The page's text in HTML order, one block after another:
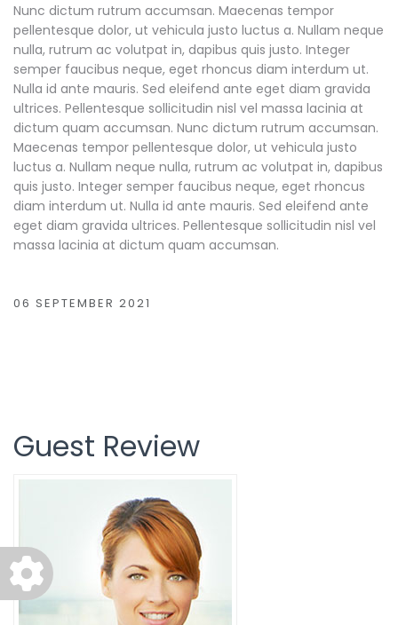
Nunc dictum rutrum accumsan. Maecenas tempor
pellentesque dolor, ut vehicula justo luctus a. Nullam neque
nulla, rutrum ac volutpat in, dapibus quis justo. Integer
semper faucibus neque, eget rhoncus diam interdum ut.
Nulla id ante mauris. Sed eleifend ante eget diam gravida
ultrices. Pellentesque sollicitudin nisl vel massa lacinia at
dictum quam accumsan. Nunc dictum rutrum accumsan.
Maecenas tempor pellentesque dolor, ut vehicula justo
luctus a. Nullam neque nulla, rutrum ac volutpat in, dapibus
quis justo. Integer semper faucibus neque, eget rhoncus
diam interdum ut. Nulla id ante mauris. Sed eleifend ante
eget diam gravida ultrices. Pellentesque sollicitudin nisl vel
massa lacinia at dictum quam accumsan.
06 SEPTEMBER 2021
Guest Review